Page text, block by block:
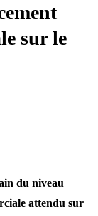
sur le
du niveau
attendu sur